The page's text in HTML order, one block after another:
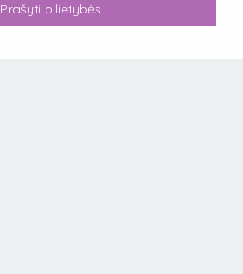
Prašyti pilietybės